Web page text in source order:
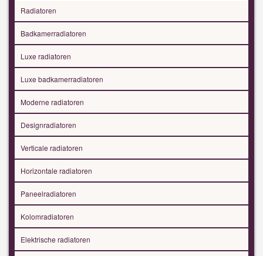
Radiatoren
Badkamerradiatoren
Luxe radiatoren
Luxe badkamerradiatoren
Moderne radiatoren
Designradiatoren
Verticale radiatoren
Horizontale radiatoren
Paneelradiatoren
Kolomradiatoren
Elektrische radiatoren